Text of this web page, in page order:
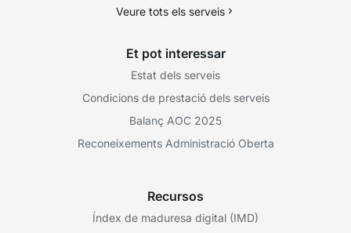
Veure tots els serveis
Et pot interessar
Estat dels serveis
Condicions de prestació dels serveis
Balanç AOC 2025
Reconeixements Administració Oberta
Recursos
Índex de maduresa digital (IMD)